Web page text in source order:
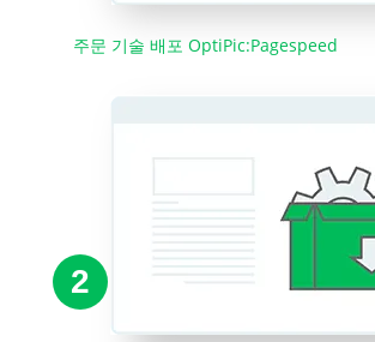
주문 기술 배포 OptiPic:Pagespeed
2